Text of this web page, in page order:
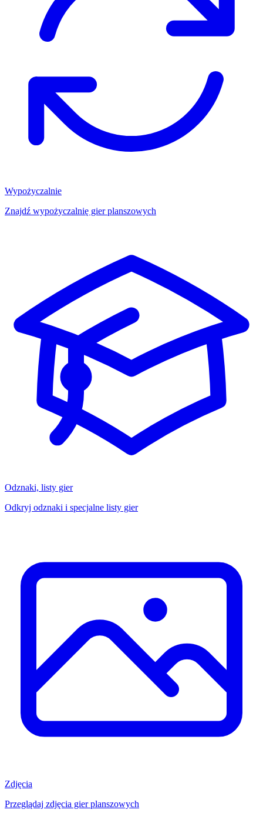
Wypożyczalnie
Znajdź wypożyczalnię gier planszowych
Odznaki, listy gier
Odkryj odznaki i specjalne listy gier
Zdjęcia
Przeglądaj zdjęcia gier planszowych